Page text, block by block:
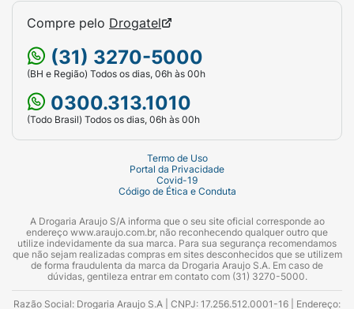
Compre pelo Drogatel
(31) 3270-5000
(BH e Região) Todos os dias, 06h às 00h
0300.313.1010
(Todo Brasil) Todos os dias, 06h às 00h
Termo de Uso
Portal da Privacidade
Covid-19
Código de Ética e Conduta
A Drogaria Araujo S/A informa que o seu site oficial corresponde ao
endereço www.araujo.com.br, não reconhecendo qualquer outro que
utilize indevidamente da sua marca. Para sua segurança recomendamos
que não sejam realizadas compras em sites desconhecidos que se utilizem
de forma fraudulenta da marca da Drogaria Araujo S.A. Em caso de
dúvidas, gentileza entrar em contato com (31) 3270-5000.
Razão Social: Drogaria Araujo S.A | CNPJ: 17.256.512.0001-16 | Endereço: